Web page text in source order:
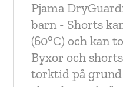
Pjama
barn - Shorts
(60°C) och kan
Byxor och
torktid på grund